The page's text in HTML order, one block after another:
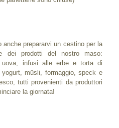
prepararvi un cestino per la
dei prodotti del nostro maso:
uova, infusi alle erbe e torta di
müsli, formaggio, speck e
tutti provenienti da produttori
la giornata!